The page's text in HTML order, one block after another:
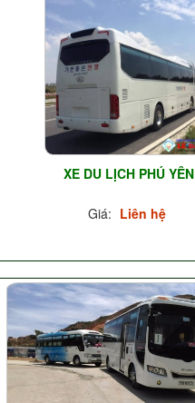
XE DU LỊCH PHÚ YÊN
Giá: Liên hệ